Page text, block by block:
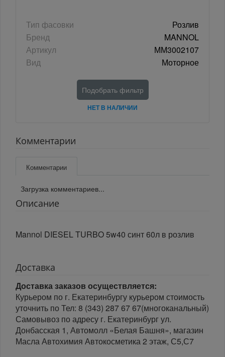
Тип фасовки
Розлив
Бренд
MANNOL
Артикул
ММ3002107
Вид
Моторное
Подобрать фильтр
НЕТ В НАЛИЧИИ
Комментарии
Комментарии
Загрузка комментариев...
Описание
Mannol DIESEL TURBO 5w40 синт 60л в розлив
Доставка
Доставка заказов осуществляется:
Курьером по г. Екатеринбургу курьером стоимость
уточнить по Тел: 8 (343) 287 67 67(многоканальный)
Самовывоз по адресу г. Екатеринбург ул.
Донбасская 1, Автомолл «Белая Башня», магазин
Масла Автохимия Автокосметика 2 этаж, С5,С7